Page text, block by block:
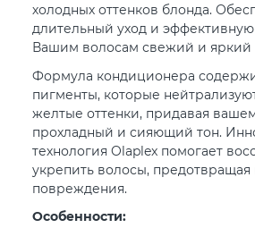
холодных оттенков блонда.
длительный уход и
Вашим волосам свежий и яркий
Формула кондиционера
пигменты, которые
желтые оттенки, придавая
прохладный и сияющий тон.
технология Olaplex помогает
укрепить волосы, предотвращая
повреждения.
Особенности: